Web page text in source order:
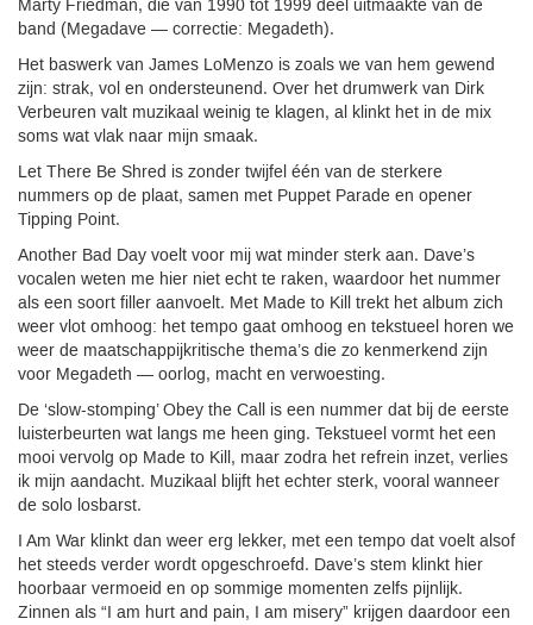
Marty Friedman, die van 1990 tot 1999 deel uitmaakte van de
band (Megadave — correctie: Megadeth).
Het baswerk van James LoMenzo is zoals we van hem gewend
zijn: strak, vol en ondersteunend. Over het drumwerk van Dirk
Verbeuren valt muzikaal weinig te klagen, al klinkt het in de mix
soms wat vlak naar mijn smaak.
Let There Be Shred is zonder twijfel één van de sterkere
nummers op de plaat, samen met Puppet Parade en opener
Tipping Point.
Another Bad Day voelt voor mij wat minder sterk aan. Dave’s
vocalen weten me hier niet echt te raken, waardoor het nummer
als een soort filler aanvoelt. Met Made to Kill trekt het album zich
weer vlot omhoog: het tempo gaat omhoog en tekstueel horen we
weer de maatschappijkritische thema’s die zo kenmerkend zijn
voor Megadeth — oorlog, macht en verwoesting.
De ‘slow-stomping’ Obey the Call is een nummer dat bij de eerste
luisterbeurten wat langs me heen ging. Tekstueel vormt het een
mooi vervolg op Made to Kill, maar zodra het refrein inzet, verlies
ik mijn aandacht. Muzikaal blijft het echter sterk, vooral wanneer
de solo losbarst.
I Am War klinkt dan weer erg lekker, met een tempo dat voelt alsof
het steeds verder wordt opgeschroefd. Dave’s stem klinkt hier
hoorbaar vermoeid en op sommige momenten zelfs pijnlijk.
Zinnen als “I am hurt and pain, I am misery” krijgen daardoor een